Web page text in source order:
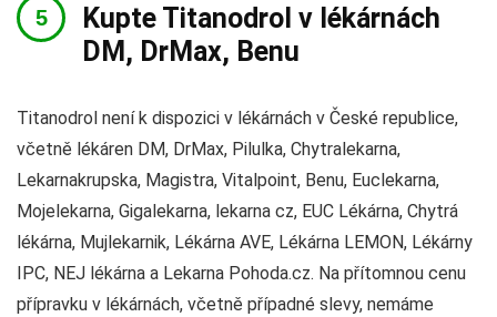
Kupte Titanodrol v lékárnách
DM, DrMax, Benu
Titanodrol není k dispozici v lékárnách v České republice,
včetně lékáren DM, DrMax, Pilulka, Chytralekarna,
Lekarnakrupska, Magistra, Vitalpoint, Benu, Euclekarna,
Mojelekarna, Gigalekarna, lekarna cz, EUC Lékárna, Chytrá
lékárna, Mujlekarnik, Lékárna AVE, Lékárna LEMON, Lékárny
IPC, NEJ lékárna a Lekarna Pohoda.cz. Na přítomnou cenu
přípravku v lékárnách, včetně případné slevy, nemáme